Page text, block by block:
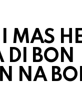
MAS
DI BON
NA